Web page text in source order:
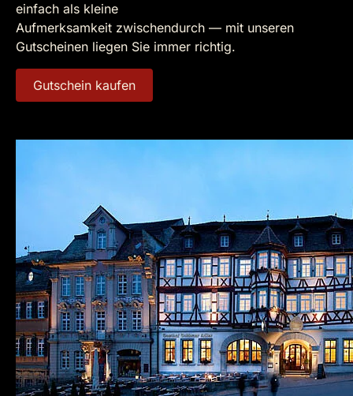
einfach als kleine
Aufmerksamkeit zwischendurch — mit unseren
Gutscheinen liegen Sie immer richtig.
Gutschein kaufen